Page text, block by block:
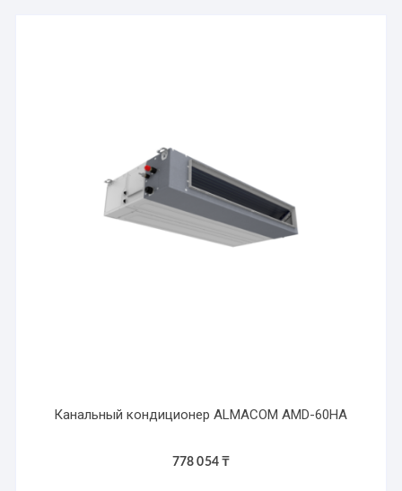
Канальный кондиционер ALMACOM AMD-60HA
778 054₸